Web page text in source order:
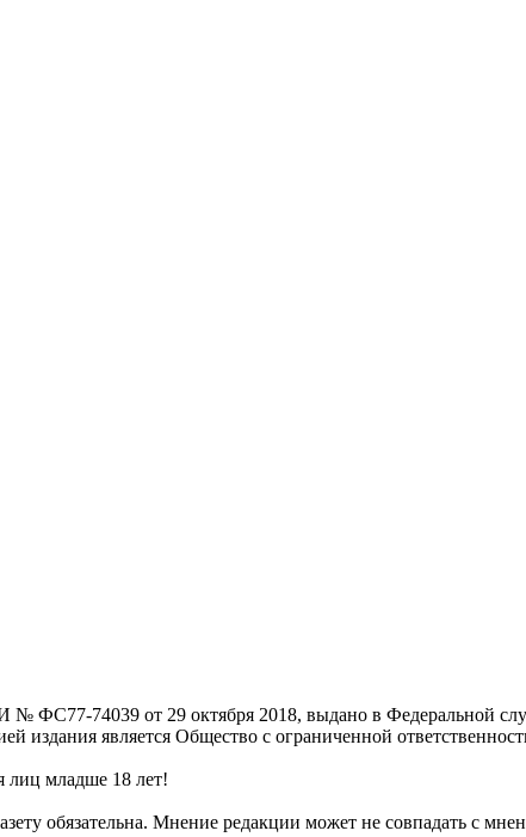
№ ФС77-74039 от 29 октября 2018, выдано в Федеральной
издания является Общество с ограниченной
лиц младше 18 лет!
обязательна. Мнение редакции может не совпадать с